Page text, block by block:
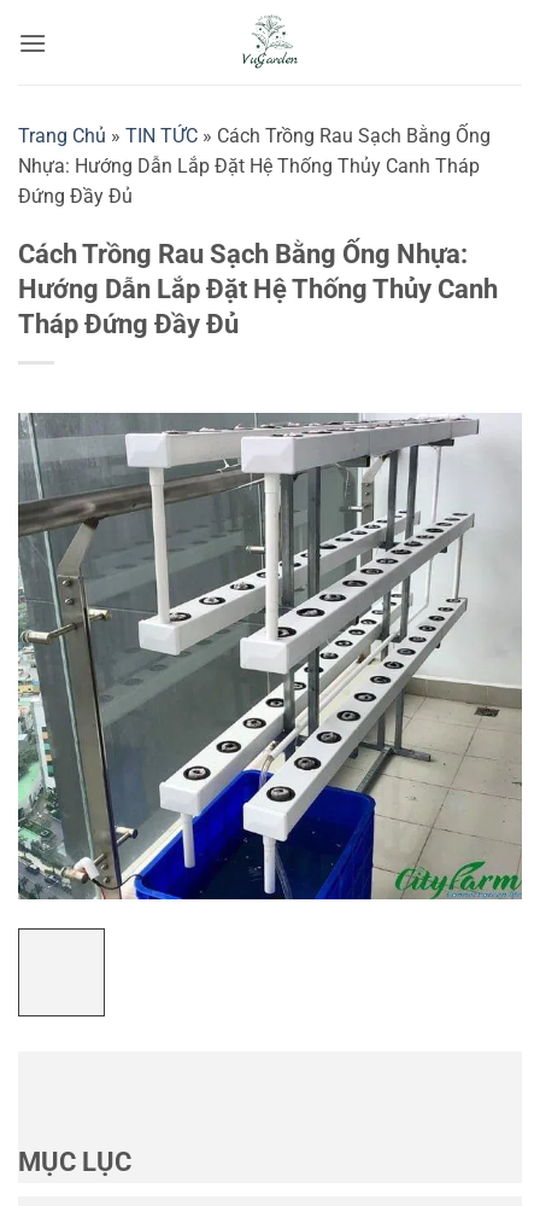
qua
Trang Chủ » TIN TỨC » Cách Trồng Rau Sạch Bằng Ống
Nhựa: Hướng Dẫn Lắp Đặt Hệ Thống Thủy Canh Tháp
Đứng Đầy Đủ
Cách Trồng Rau Sạch Bằng Ống Nhựa:
Hướng Dẫn Lắp Đặt Hệ Thống Thủy Canh
Tháp Đứng Đầy Đủ
MỤC LỤC